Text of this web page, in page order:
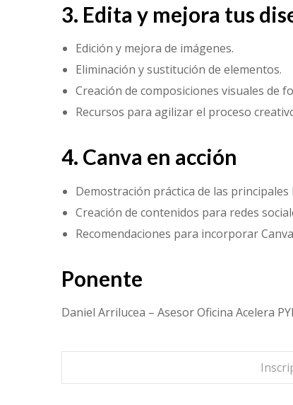
3. Edita y mejora tus
Edición y mejora de imágenes.
Eliminación y sustitución de elementos.
Creación de composiciones visuales de
Recursos para agilizar el proceso
4. Canva en acción
Demostración práctica de las principales
Creación de contenidos para redes
Recomendaciones para incorporar
Ponente
Daniel Arrilucea – Asesor Oficina Acelera